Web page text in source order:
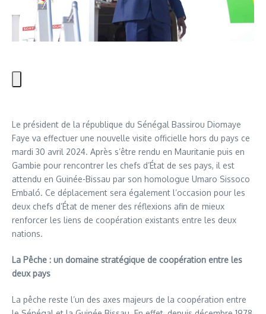
Le président de la république du Sénégal Bassirou Diomaye
Faye va effectuer une nouvelle visite officielle hors du pays ce
mardi 30 avril 2024. Après s’être rendu en Mauritanie puis en
Gambie pour rencontrer les chefs d’État de ses pays, il est
attendu en Guinée-Bissau par son homologue Umaro Sissoco
Embaló. Ce déplacement sera également l’occasion pour les
deux chefs d’État de mener des réflexions afin de mieux
renforcer les liens de coopération existants entre les deux
nations.
La Pêche : un domaine stratégique de coopération entre les
deux pays
La pêche reste l’un des axes majeurs de la coopération entre